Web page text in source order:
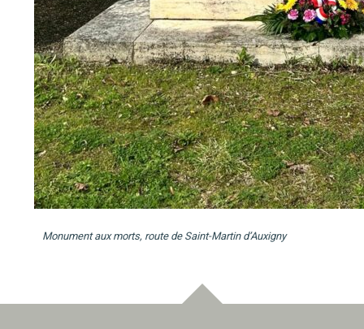
Monument aux morts, route de Saint-Martin d’Auxigny